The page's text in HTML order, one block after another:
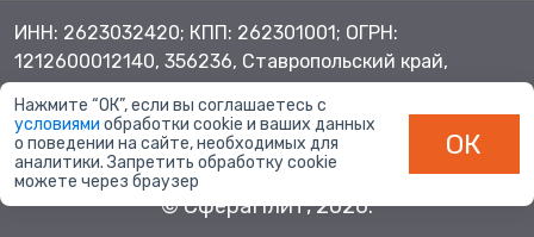
ИНН: 2623032420; КПП: 262301001; ОГРН:
1212600012140, 356236, Ставропольский край,
Шпаковский район, с.Верхнерусское, ул.Батайская 3
© СфераПлит, 2026.
Нажмите “ОК”, если вы соглашаетесь с
условиями обработки cookie и ваших данных
о поведении на сайте, необходимых для
аналитики. Запретить обработку cookie
можете через браузер
ОК